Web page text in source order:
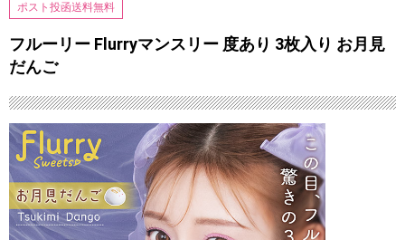
ポスト投函送料無料
フルーリー Flurryマンスリー 度あり 3枚入り お月見
だんご